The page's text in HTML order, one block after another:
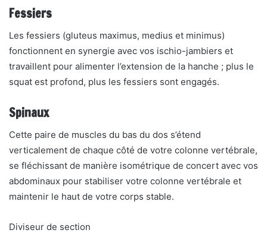
Fessiers
Les fessiers (gluteus maximus, medius et minimus)
fonctionnent en synergie avec vos ischio-jambiers et
travaillent pour alimenter l’extension de la hanche ; plus le
squat est profond, plus les fessiers sont engagés.
Spinaux
Cette paire de muscles du bas du dos s’étend
verticalement de chaque côté de votre colonne vertébrale,
se fléchissant de manière isométrique de concert avec vos
abdominaux pour stabiliser votre colonne vertébrale et
maintenir le haut de votre corps stable.
Diviseur de section